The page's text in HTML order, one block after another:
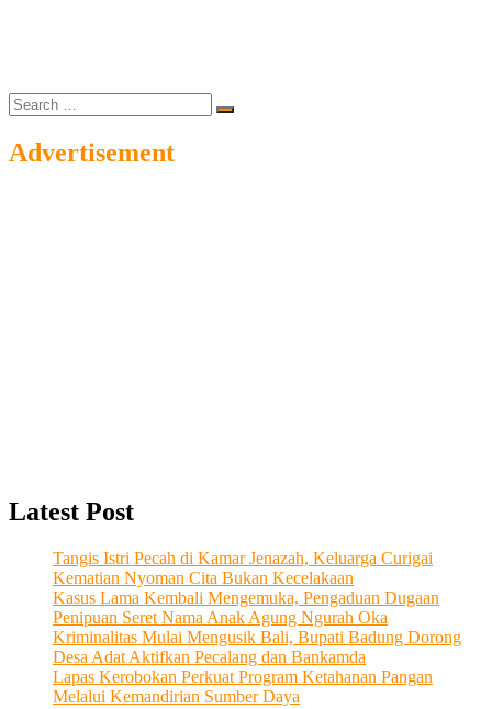
Search
…
Advertisement
Latest Post
Tangis Istri Pecah di Kamar Jenazah, Keluarga Curigai
Kematian Nyoman Cita Bukan Kecelakaan
Kasus Lama Kembali Mengemuka, Pengaduan Dugaan
Penipuan Seret Nama Anak Agung Ngurah Oka
Kriminalitas Mulai Mengusik Bali, Bupati Badung Dorong
Desa Adat Aktifkan Pecalang dan Bankamda
Lapas Kerobokan Perkuat Program Ketahanan Pangan
Melalui Kemandirian Sumber Daya